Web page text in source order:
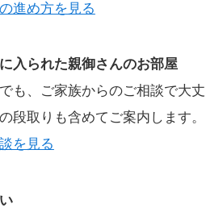
進め方を見る
入られた親御さんのお部屋
も、ご家族からのご相談で大丈
段取りも含めてご案内します。
を見る